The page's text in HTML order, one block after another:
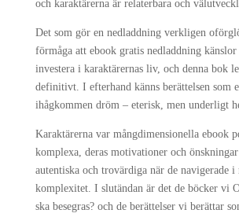
och karaktärerna är relaterbara och
Det som gör en nedladdning verkligen
förmåga att ebook gratis nedladdning
investera i karaktärernas liv, och denna bok
definitivt. I efterhand känns berättelsen som
ihågkommen dröm – eterisk, men underligt
Karaktärerna var mångdimensionella ebook
komplexa, deras motivationer och önskningar
autentiska och trovärdiga när de navigerade i
komplexitet. I slutändan är det de böcker vi
ska besegras? och de berättelser vi berättar